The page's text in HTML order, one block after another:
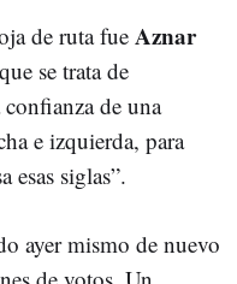
de ruta fue Aznar
se trata de
confianza de una
e izquierda, para
esas siglas”.
ayer mismo de nuevo